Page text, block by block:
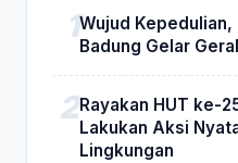
Wujud Kepedulian,
Badung Gelar
Rayakan HUT ke-
Lakukan Aksi
Lingkungan